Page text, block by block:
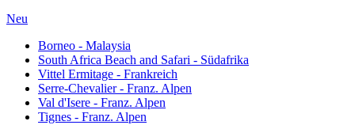
Neu
Borneo - Malaysia
South Africa Beach and Safari - Südafrika
Vittel Ermitage - Frankreich
Serre-Chevalier - Franz. Alpen
Val d'Isere - Franz. Alpen
Tignes - Franz. Alpen